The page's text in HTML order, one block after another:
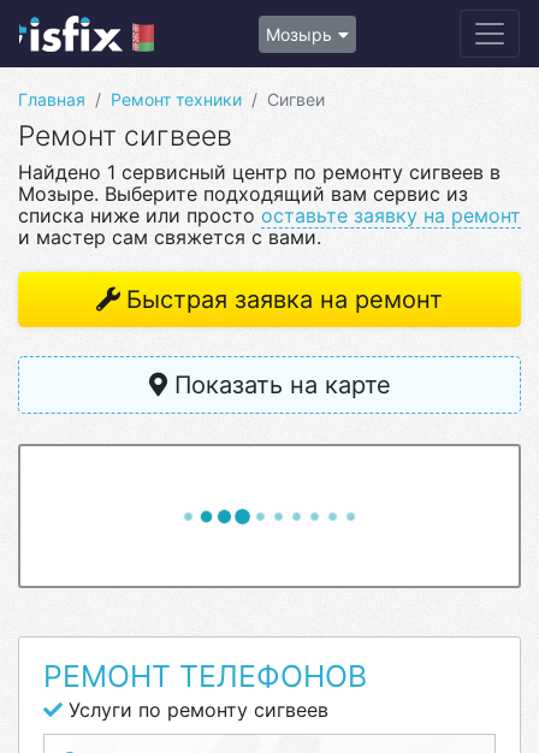
Мозырь
Главная Ремонт техники Сигвеи
Ремонт сигвеев
Найдено 1 сервисный центр по ремонту сигвеев в
Мозыре. Выберите подходящий вам сервис из
списка ниже или просто оставьте заявку на ремонт
и мастер сам свяжется с вами.
Быстрая заявка на ремонт
Показать на карте
РЕМОНТ ТЕЛЕФОНОВ
Услуги по ремонту сигвеев